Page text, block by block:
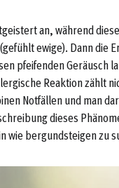
an, während
ewige). Dann die
pfeifenden Geräusch
Reaktion zählt
Notfällen und man
dieses
wie bergundsteigen zu